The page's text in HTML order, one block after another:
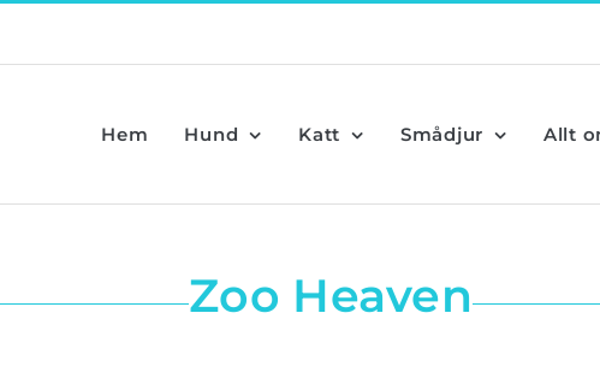
Hem Hund Katt Smådjur Allt
Zoo Heaven